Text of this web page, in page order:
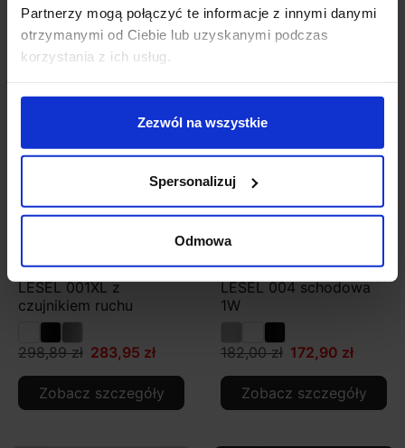
Partnerzy mogą połączyć te informacje z innymi danymi
otrzymanymi od Ciebie lub uzyskanymi podczas
korzystania z ich usług.
Zezwól na wszystkie
Spersonalizuj
Odmowa
Zobacz szczegóły Zobacz szczegóły
Lampa LED ELKIM
LESEL 001XL z
czujnikiem ruchu
298,89 zł 283,95 zł
Zobacz szczegóły
Lampa LED ELKIM
LESEL 004 schodowa
1W
182,00 zł 172,90 zł
Zobacz szczegóły